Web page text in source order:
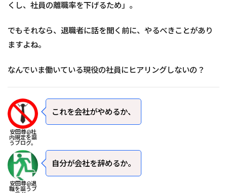
くし、社員の離職率を下げるため」。
でもそれなら、退職者に話を聞く前に、やるべきことがあり
ますよね。
なんでいま働いている現役の社員にヒアリングしないの？
安田尊@社
内規定を謳
うブログ。
これを会社がやめるか、
安田尊@退
職を謳うブ
自分が会社を辞めるか。